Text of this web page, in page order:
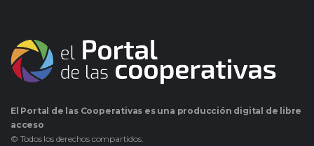
El Portal de las Cooperativas es una producción digital de libre
acceso
© Todos los derechos compartidos.